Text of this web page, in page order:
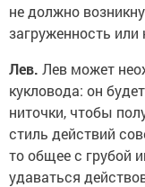
не должно
загруженность
Лев. Лев может
кукловода: он
ниточки, чтобы
стиль действий
то общее с грубой
удаваться